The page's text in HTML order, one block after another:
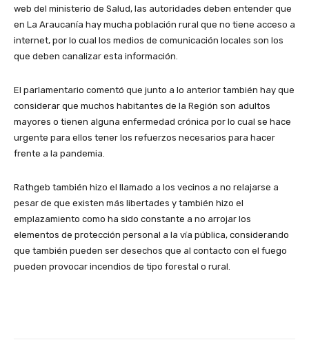
web del ministerio de Salud, las autoridades deben entender que
en La Araucanía hay mucha población rural que no tiene acceso a
internet, por lo cual los medios de comunicación locales son los
que deben canalizar esta información.
El parlamentario comentó que junto a lo anterior también hay que
considerar que muchos habitantes de la Región son adultos
mayores o tienen alguna enfermedad crónica por lo cual se hace
urgente para ellos tener los refuerzos necesarios para hacer
frente a la pandemia.
Rathgeb también hizo el llamado a los vecinos a no relajarse a
pesar de que existen más libertades y también hizo el
emplazamiento como ha sido constante a no arrojar los
elementos de protección personal a la vía pública, considerando
que también pueden ser desechos que al contacto con el fuego
pueden provocar incendios de tipo forestal o rural.